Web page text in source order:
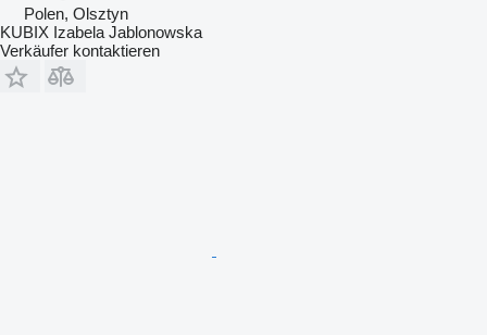
Polen, Olsztyn
KUBIX Izabela Jablonowska
Verkäufer kontaktieren